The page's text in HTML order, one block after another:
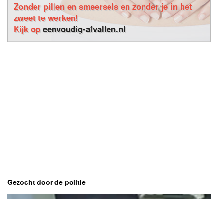
Zonder pillen en smeersels en zonder je in het
zweet te werken!
Kijk opeenvoudig-afvallen.nl
Gezocht door de politie